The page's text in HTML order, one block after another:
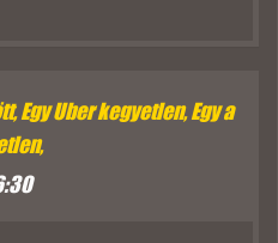
Egy Uber kegyetlen, Egy a